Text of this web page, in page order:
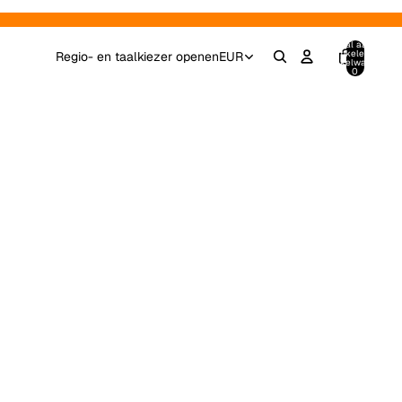
Regio- en taalkiezer openenEUR
Totaal aantal
artikelen in
winkelwagen:
0